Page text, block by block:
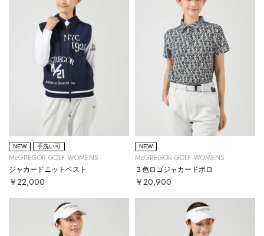
NEW 手洗い可
McGREGOR GOLF WOMENS
ジャカードニットベスト
￥22,000
NEW
McGREGOR GOLF WOMENS
３色ロゴジャカードポロ
￥20,900